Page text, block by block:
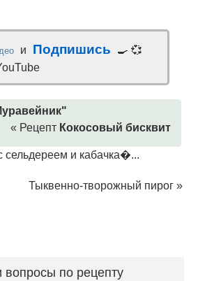
и Подпишись
🍳 💞
« Рецепт Кокосовый бисквит
сельдереем и кабачка�...
Тыквенно-творожный пирог »
вопросы по рецепту